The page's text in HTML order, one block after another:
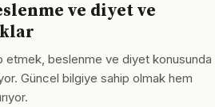
ve diyet ve
etmek, beslenme ve diyet konusunda
Güncel bilgiye sahip olmak hem